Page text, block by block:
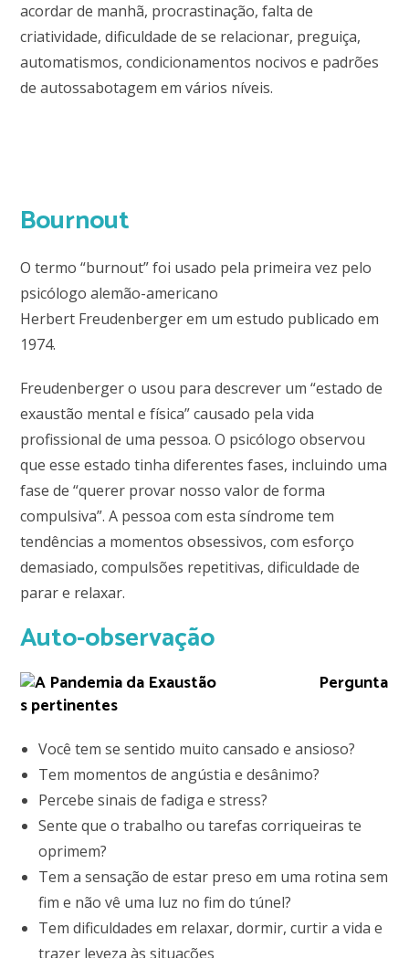
acordar de manhã, procrastinação, falta de
criatividade, dificuldade de se relacionar, preguiça,
automatismos, condicionamentos nocivos e padrões
de autossabotagem em vários níveis.
Bournout
O termo “burnout” foi usado pela primeira vez pelo
psicólogo alemão-americano
Herbert Freudenbergerem um estudo publicado em
1974.
Freudenbergero usou para descrever um “estado de
exaustão mental e física” causado pela vida
profissional de uma pessoa. O psicólogo observou
que esse estado tinha diferentes fases, incluindo uma
fase de “querer provar nosso valor de forma
compulsiva”. A pessoa com estasíndrome tem
tendências a momentos obsessivos, com esforço
demasiado, compulsões repetitivas, dificuldade de
parar e relaxar.
Auto-observação
Pergunta
s pertinentes
Você tem se sentido muito cansado e ansioso?
Tem momentos de angústia e desânimo?
Percebe sinais de fadiga e stress?
Sente que o trabalho ou tarefas corriqueiras te
oprimem?
Tem a sensação de estar preso em uma rotina sem
fim e não vê uma luz no fim do túnel?
Tem dificuldades em relaxar, dormir, curtir a vida e
trazer leveza às situações